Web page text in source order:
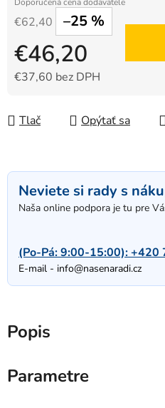
€62,40 –25 %
€46,20
€37,60 bez DPH
Tlač Opýtať sa
Neviete si rady s
Naša online podpora je tu pre
(Po-Pá: 9:00-15:00):+420
E-mail - info@nasenaradi.cz
Popis
Parametre